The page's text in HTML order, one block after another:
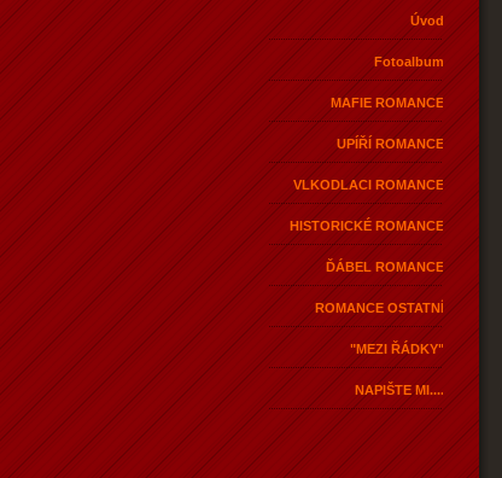
Úvod
Fotoalbum
MAFIE ROMANCE
UPÍŘÍ ROMANCE
VLKODLACI ROMANCE
HISTORICKÉ ROMANCE
ĎÁBEL ROMANCE
ROMANCE OSTATNÍ
"MEZI ŘÁDKY"
NAPIŠTE MI....